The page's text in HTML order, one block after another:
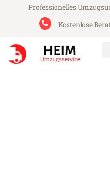
Professionelles
Kostenlose